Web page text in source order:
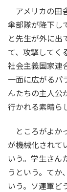
アメリカの田
傘部隊が降下し
と先生が外に出
て、攻撃してく
社会主義国家連
一面に広がるパ
んたちの主人公
行かれる素晴ら
ところがよか
が機械化されて
いう。学生さん
うという。てか
いう。ソ連軍ど